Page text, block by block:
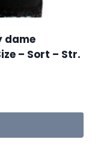
dame
– Sort – Str.